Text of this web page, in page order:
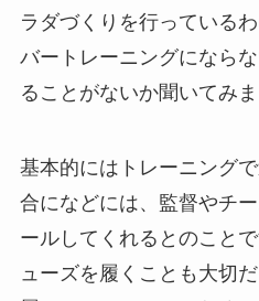
ラダづくりを行っている
バートレーニングになら
ることがないか聞いてみま
基本的にはトレーニング
合になどには、監督やチ
ールしてくれるとのこと
ューズを履くことも大切